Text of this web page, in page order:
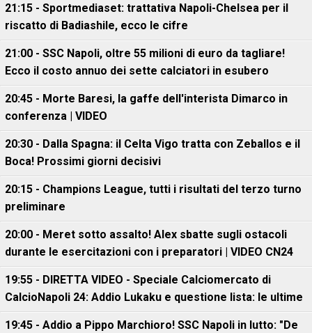
21:15 - Sportmediaset: trattativa Napoli-Chelsea per il
riscatto di Badiashile, ecco le cifre
21:00 - SSC Napoli, oltre 55 milioni di euro da tagliare!
Ecco il costo annuo dei sette calciatori in esubero
20:45 - Morte Baresi, la gaffe dell'interista Dimarco in
conferenza | VIDEO
20:30 - Dalla Spagna: il Celta Vigo tratta con Zeballos e il
Boca! Prossimi giorni decisivi
20:15 - Champions League, tutti i risultati del terzo turno
preliminare
20:00 - Meret sotto assalto! Alex sbatte sugli ostacoli
durante le esercitazioni con i preparatori | VIDEO CN24
19:55 - DIRETTA VIDEO - Speciale Calciomercato di
CalcioNapoli 24: Addio Lukaku e questione lista: le ultime
19:45 - Addio a Pippo Marchioro! SSC Napoli in lutto: "De